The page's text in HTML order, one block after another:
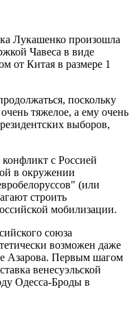
Лукашенко произошла
Чавеса в виде
от Китая в размере 1
поскольку
тяжелое, а ему очень
выборов,
с Россией
в окружении
(или
строить
мобилизации.
союза
возможен даже
Азарова. Первым шагом
венесуэльской
Одесса-Броды в